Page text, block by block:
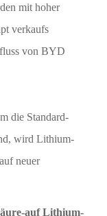
mit hoher
verkaufs
von BYD
die Standard-
wird Lithium-
neuer
auf Lithium-